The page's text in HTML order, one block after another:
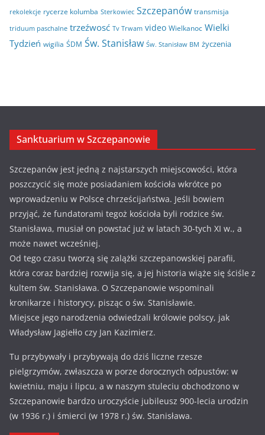
rekolekcje rycerze kolumba Sterkowiec Szczepanów transmisja
triduum paschalne trzeźwosć Tv Trwam video Wielkanoc Wielki
Tydzień wigilia ŚDM Św. Stanisław Św. Stanisław BM życzenia
Sanktuarium w Szczepanowie
Szczepanów jest jedną z najstarszych miejscowości, która
poszczycić się może posiadaniem kościoła wkrótce po
wprowadzeniu w Polsce chrześcijaństwa. Jeśli bowiem
przyjąć, że fundatorami tegoż kościoła byli rodzice św.
Stanisława, musiał on powstać już w latach 30-tych XI w., a
może nawet wcześniej.
Od tego czasu tworzą się zalążki szczepanowskiej parafii,
która coraz bardziej rozwija się, a jej historia wiąże się ściśle z
kultem św. Stanisława. O Szczepanowie wspominali
kronikarze i historycy, pisząc o św. Stanisławie.
Miejsce jego narodzenia odwiedzali królowie polscy, jak
Władysław Jagiełło czy Jan Kazimierz.
Tu przybywały i przybywają do dziś liczne rzesze
pielgrzymów, zwłaszcza w porze dorocznych odpustów: w
kwietniu, maju i lipcu, a w naszym stuleciu obchodzono w
Szczepanowie bardzo uroczyście jubileusz 900-lecia urodzin
(w 1936 r.) i śmierci (w 1978 r.) św. Stanisława.